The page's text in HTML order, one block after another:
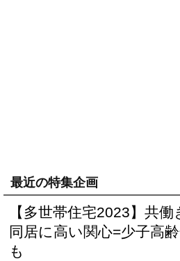
最近の特集企画
【多世帯住宅2023】共
同居に高い関心=少子高
も